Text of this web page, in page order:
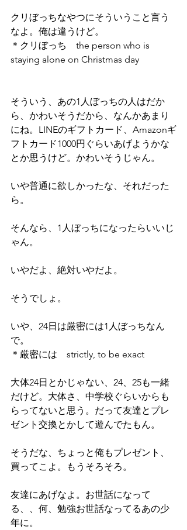
クリぼっちなやつにそういうこと言う
なよ。俺は違うけど。
＊クリぼっち　the person who is
staying alone on Christmas day
そういう、あの1人ぼっちの人はだか
ら、かわいそうだから、なんかあまり
にね。LINEのギフトカード、Amazonギ
フトカード1000円ぐらいあげようかな
とか思うけど。かわいそうじゃん。
いや普通に欲しかったな、それだった
ら。
そんなら、1人ぼっちになったらいいじ
ゃん。
いやだよ、絶対いやだよ。
そうでしょ。
いや、24日は厳密には1人ぼっちなん
で。
＊厳密には　strictly, to be exact
大体24日とかじゃない、24、25も一緒
だけど。大体さ、中学校ぐらいからも
らってないと思う。だって友達とプレ
ゼント交換とかして遊んでたもん。
そうだな、ちょっと俺もプレゼント、
買ってこよ。もうそろそろ。
友達にあげなよ。お世話になって
る、、何、勉強お世話なってるあの少
年に。